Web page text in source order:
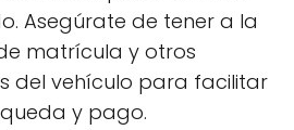
Asegúrate de tener a la
matrícula y otros
del vehículo para facilitar
y pago.